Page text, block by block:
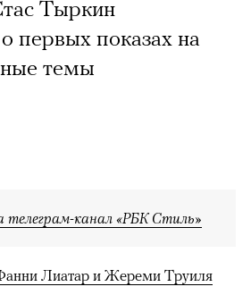
Тыркин
первых показах на
темы
телеграм-канал «РБК Стиль»
Лиатар и Жереми Труиля